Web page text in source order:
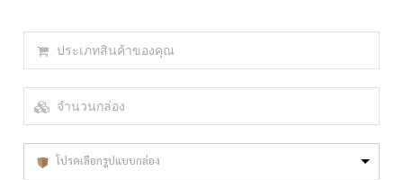
โปรดเลือกรูปแบบกล่อง